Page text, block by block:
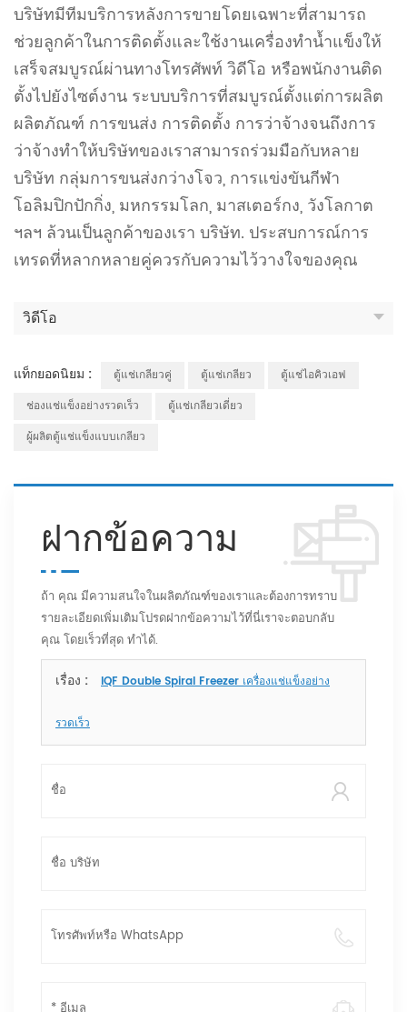
บริษัทมีทีมบริการหลังการขายโดยเฉพาะที่สามารถ
ช่วยลูกค้าในการติดตั้งและใช้งานเครื่องทำน้ำแข็งให้
เสร็จสมบูรณ์ผ่านทางโทรศัพท์ วิดีโอ หรือพนักงานติด
ตั้งไปยังไซต์งาน ระบบบริการที่สมบูรณ์ตั้งแต่การผลิต
ผลิตภัณฑ์ การขนส่ง การติดตั้ง การว่าจ้างจนถึงการ
ว่าจ้างทำให้บริษัทของเราสามารถร่วมมือกับหลาย
บริษัท กลุ่มการขนส่งกว่างโจว, การแข่งขันกีฬา
โอลิมปิกปักกิ่ง, มหกรรมโลก, มาสเตอร์กง, วังโลกาต
ฯลฯ ล้วนเป็นลูกค้าของเรา บริษัท. ประสบการณ์การ
เทรดที่หลากหลายคู่ควรกับความไว้วางใจของคุณ
วิดีโอ
แท็กยอดนิยม : ตู้แช่เกลียวคู่ ตู้แช่เกลียว
ตู้แช่ไอคิวเอฟ
ช่องแช่แข็งอย่างรวดเร็ว
ตู้แช่เกลียวเดี่ยว
ผู้ผลิตตู้แช่แข็งแบบเกลียว
ฝากข้อความ
ถ้า คุณ มีความสนใจในผลิตภัณฑ์ของเราและต้องการทราบ
รายละเอียดเพิ่มเติมโปรดฝากข้อความไว้ที่นี่เราจะตอบกลับ
คุณ โดยเร็วที่สุด ทำได้.
เรื่อง : IQF Double Spiral Freezer เครื่องแช่แข็งอย่าง
รวดเร็ว